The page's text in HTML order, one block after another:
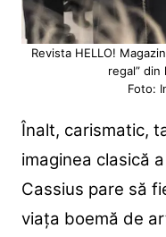
Revista HELLO!
regal” din
Foto:
Înalt, carismatic,
imaginea clasică
Cassius pare să
viața boemă de